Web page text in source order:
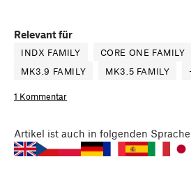
Relevant für
INDX FAMILY CORE ONE FAMILY
MK3.9 FAMILY
MK3.5 FAMILY
1 Kommentar
Artikel ist auch in folgenden